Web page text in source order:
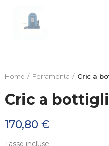
Home Ferramenta Cric a
Cric a
170,80 €
Tasse incluse